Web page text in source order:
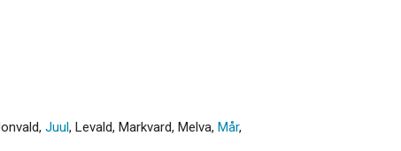
, Juul, Levald, Markvard, Melva, Mår,